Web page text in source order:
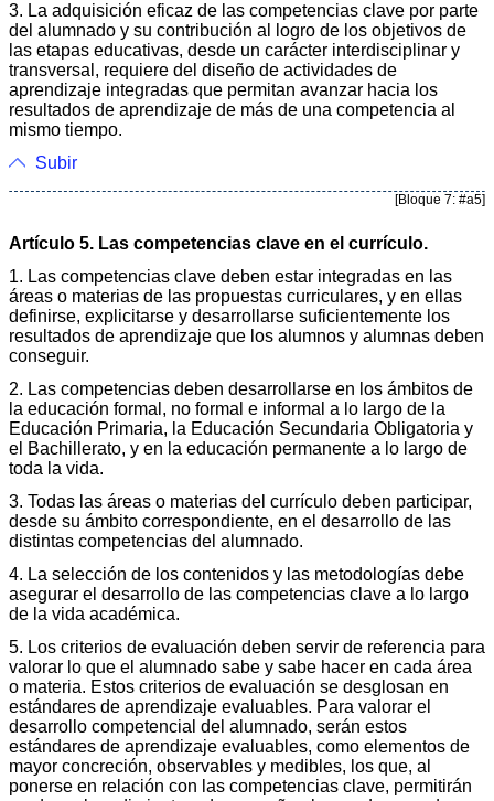
3. La adquisición eficaz de las competencias clave por parte
del alumnado y su contribución al logro de los objetivos de
las etapas educativas, desde un carácter interdisciplinar y
transversal, requiere del diseño de actividades de
aprendizaje integradas que permitan avanzar hacia los
resultados de aprendizaje de más de una competencia al
mismo tiempo.
Subir
[Bloque 7: #a5]
Artículo 5. Las competencias clave en el currículo.
1. Las competencias clave deben estar integradas en las
áreas o materias de las propuestas curriculares, y en ellas
definirse, explicitarse y desarrollarse suficientemente los
resultados de aprendizaje que los alumnos y alumnas deben
conseguir.
2. Las competencias deben desarrollarse en los ámbitos de
la educación formal, no formal e informal a lo largo de la
Educación Primaria, la Educación Secundaria Obligatoria y
el Bachillerato, y en la educación permanente a lo largo de
toda la vida.
3. Todas las áreas o materias del currículo deben participar,
desde su ámbito correspondiente, en el desarrollo de las
distintas competencias del alumnado.
4. La selección de los contenidos y las metodologías debe
asegurar el desarrollo de las competencias clave a lo largo
de la vida académica.
5. Los criterios de evaluación deben servir de referencia para
valorar lo que el alumnado sabe y sabe hacer en cada área
o materia. Estos criterios de evaluación se desglosan en
estándares de aprendizaje evaluables. Para valorar el
desarrollo competencial del alumnado, serán estos
estándares de aprendizaje evaluables, como elementos de
mayor concreción, observables y medibles, los que, al
ponerse en relación con las competencias clave, permitirán